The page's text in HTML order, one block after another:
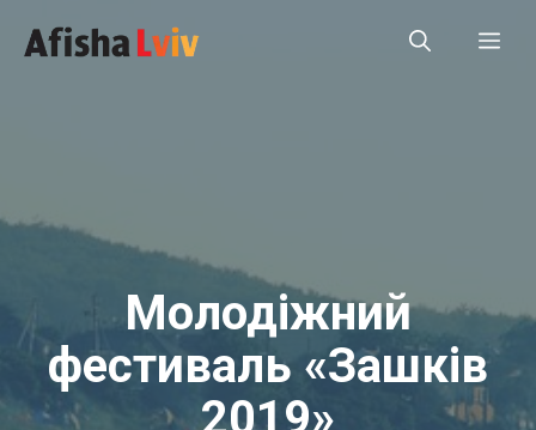
до
Молодіжний
фестиваль «Зашків
2019»